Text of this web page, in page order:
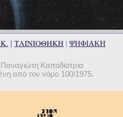
| ΤΑΙΝΙΟΘΗΚΗ | ΨΗΦΙΑΚΗ
Καποδίστρια
από τον νόμο 100/1975.